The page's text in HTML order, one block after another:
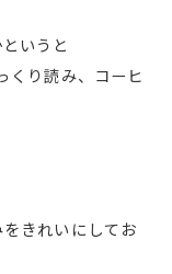
いうと
くり読み、コーヒ
きれいにしてお